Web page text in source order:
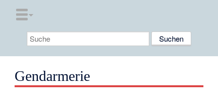
Gendarmerie